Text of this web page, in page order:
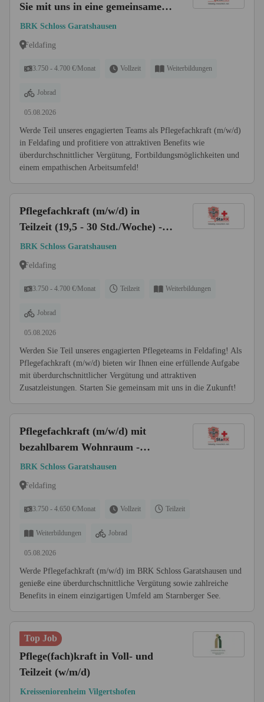
Sie mit uns in eine gemeinsame
Zukunft!
BRK Schloss Garatshausen
Feldafing
3.750 - 4.700 €/Monat Vollzeit Weiterbildungen
Jobrad
05.08.2026
Werde Teil unseres engagierten Teams als Pflegefachkraft (m/w/d)
in Feldafing und profitiere von attraktiven Benefits wie
überdurchschnittlicher Vergütung, Fortbildungsmöglichkeiten und
einem empathischen Arbeitsumfeld!
Pflegefachkraft (m/w/d) in
Teilzeit (19,5 - 30 Std./Woche) -
Starten Sie mit uns in eine
gemeinsame Zukunft!
BRK Schloss Garatshausen
Feldafing
3.750 - 4.700 €/Monat Teilzeit Weiterbildungen
Jobrad
05.08.2026
Werden Sie Teil unseres engagierten Pflegeteams in Feldafing! Als
Pflegefachkraft (m/w/d) bieten wir Ihnen eine erfüllende Aufgabe
mit überdurchschnittlicher Vergütung und attraktiven
Zusatzleistungen. Starten Sie gemeinsam mit uns in die Zukunft!
Pflegefachkraft (m/w/d) mit
bezahlbarem Wohnraum -
Starten Sie mit uns in eine
gemeinsame Zukunft!
BRK Schloss Garatshausen
Feldafing
3.750 - 4.650 €/Monat Vollzeit Teilzeit
Weiterbildungen Jobrad
05.08.2026
Werde Pflegefachkraft (m/w/d) im BRK Schloss Garatshausen und
genieße eine überdurchschnittliche Vergütung sowie zahlreiche
Benefits in einem einzigartigen Umfeld am Starnberger See.
Top Job
Pflege(fach)kraft in Voll- und
Teilzeit (w/m/d)
Kreisseniorenheim Vilgertshofen